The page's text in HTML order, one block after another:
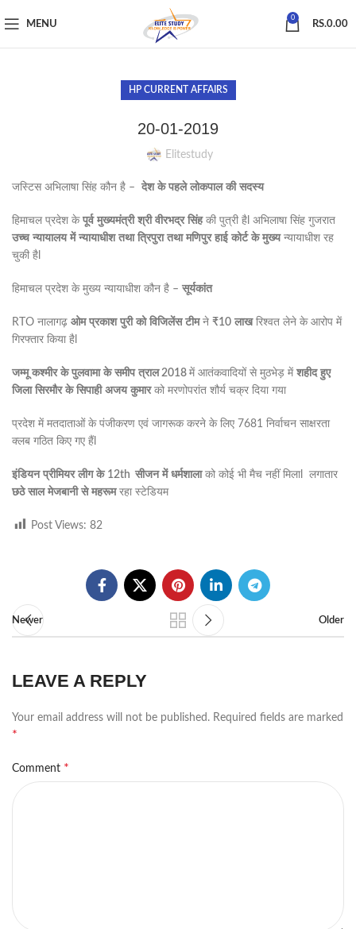
MENU
0
RS.0.00
HP CURRENT AFFAIRS
20-01-2019
Elitestudy
जस्टिस अभिलाषा सिंह कौन है – देश के पहले लोकपाल की सदस्य
हिमाचल प्रदेश के पूर्व मुख्यमंत्री श्री वीरभद्र सिंहकी पुत्री हैl अभिलाषा सिंह गुजरात
उच्च न्यायालय में न्यायाधीश तथा त्रिपुरा तथा मणिपुर हाई कोर्ट के मुख्यन्यायाधीश रह
चुकी हैl
हिमाचल प्रदेश के मुख्य न्यायाधीश कौन है – सूर्यकांत
RTO नालागढ़ ओम प्रकाश पुरी को विजिलेंस टीमने ₹10 लाखरिश्वत लेने के आरोप में
गिरफ्तार किया हैl
जम्मू कश्मीर के पुलवामा के समीप त्राल2018 में आतंकवादियों से मुठभेड़ में शहीद हुए
जिला सिरमौर के सिपाही अजय कुमारको मरणोपरांत शौर्य चक्र दिया गया
प्रदेश में मतदाताओं के पंजीकरण एवं जागरूक करने के लिए 7681 निर्वाचन साक्षरता
क्लब गठित किए गए हैंl
इंडियन प्रीमियर लीग के 12th सीजन में धर्मशालाको कोई भी मैच नहीं मिलाl लगातार
छठे साल मेजबानी से महरूमरहा स्टेडियम
Post Views: 82
Newer Older
LEAVE A REPLY
Your email address will not be published. Required fields are marked
*
Comment *